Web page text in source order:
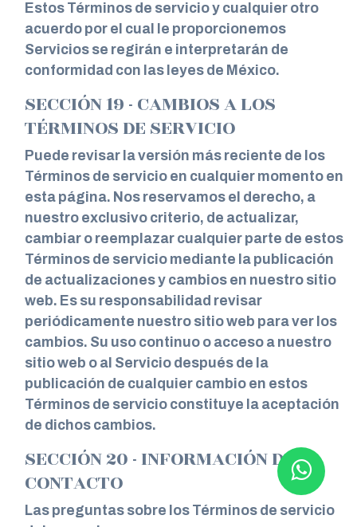
Estos Términos de servicio y cualquier otro
acuerdo por el cual le proporcionemos
Servicios se regirán e interpretarán de
conformidad con las leyes de México.
SECCIÓN 19 - CAMBIOS A LOS
TÉRMINOS DE SERVICIO
Puede revisar la versión más reciente de los
Términos de servicio en cualquier momento en
esta página. Nos reservamos el derecho, a
nuestro exclusivo criterio, de actualizar,
cambiar o reemplazar cualquier parte de estos
Términos de servicio mediante la publicación
de actualizaciones y cambios en nuestro sitio
web. Es su responsabilidad revisar
periódicamente nuestro sitio web para ver los
cambios. Su uso continuo o acceso a nuestro
sitio web o al Servicio después de la
publicación de cualquier cambio en estos
Términos de servicio constituye la aceptación
de dichos cambios.
SECCIÓN 20 - INFORMACIÓN DE
CONTACTO
Las preguntas sobre los Términos de servicio